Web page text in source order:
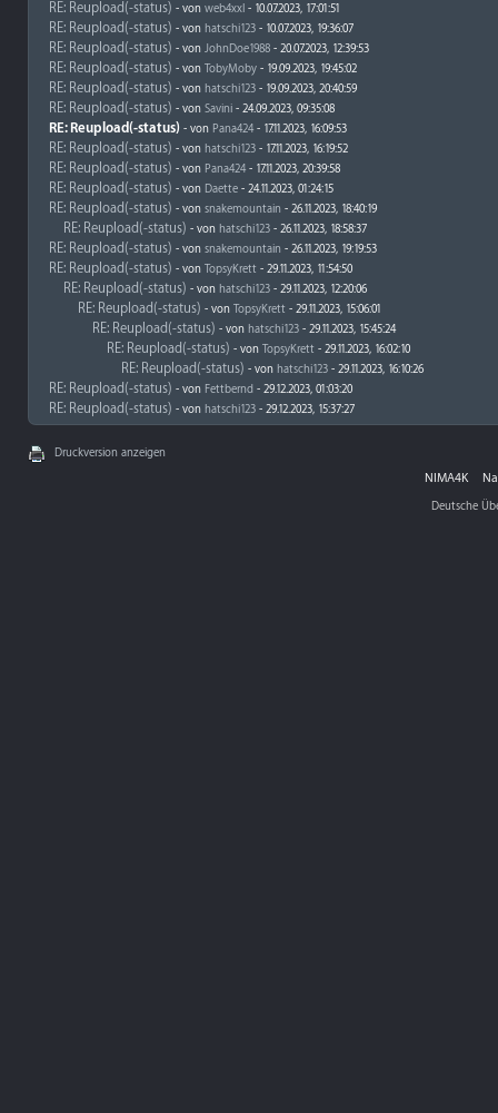
RE: Reupload(-status) - von web4xxl - 10.07.2023, 17:01:51
RE: Reupload(-status) - von hatschi123 - 10.07.2023, 19:36:07
RE: Reupload(-status) - von JohnDoe1988 - 20.07.2023, 12:39:53
RE: Reupload(-status) - von TobyMoby - 19.09.2023, 19:45:02
RE: Reupload(-status) - von hatschi123 - 19.09.2023, 20:40:59
RE: Reupload(-status) - von Savini - 24.09.2023, 09:35:08
RE: Reupload(-status) - von Pana424 - 17.11.2023, 16:09:53
RE: Reupload(-status) - von hatschi123 - 17.11.2023, 16:19:52
RE: Reupload(-status) - von Pana424 - 17.11.2023, 20:39:58
RE: Reupload(-status) - von Daette - 24.11.2023, 01:24:15
RE: Reupload(-status) - von snakemountain - 26.11.2023, 18:40:19
RE: Reupload(-status) - von hatschi123 - 26.11.2023, 18:58:37
RE: Reupload(-status) - von snakemountain - 26.11.2023, 19:19:53
RE: Reupload(-status) - von TopsyKrett - 29.11.2023, 11:54:50
RE: Reupload(-status) - von hatschi123 - 29.11.2023, 12:20:06
RE: Reupload(-status) - von TopsyKrett - 29.11.2023, 15:06:01
RE: Reupload(-status) - von hatschi123 - 29.11.2023, 15:45:24
RE: Reupload(-status) - von TopsyKrett - 29.11.2023, 16:02:10
RE: Reupload(-status) - von hatschi123 - 29.11.2023, 16:10:26
RE: Reupload(-status) - von Fettbernd - 29.12.2023, 01:03:20
RE: Reupload(-status) - von hatschi123 - 29.12.2023, 15:37:27
Druckversion anzeigen
NIMA4K
Deutsche